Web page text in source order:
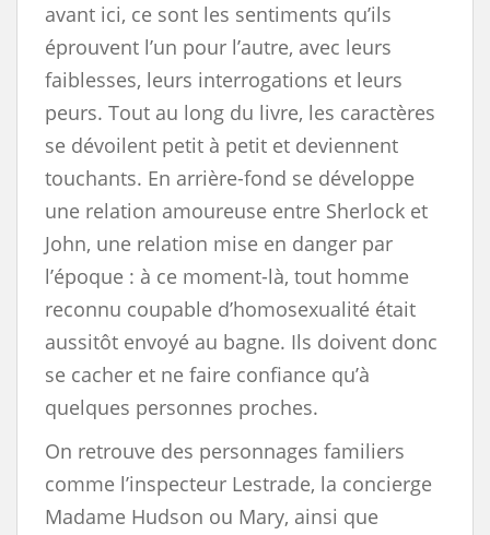
avant ici, ce sont les sentiments qu’ils
éprouvent l’un pour l’autre, avec leurs
faiblesses, leurs interrogations et leurs
peurs. Tout au long du livre, les caractères
se dévoilent petit à petit et deviennent
touchants. En arrière-fond se développe
une relation amoureuse entre Sherlock et
John, une relation mise en danger par
l’époque : à ce moment-là, tout homme
reconnu coupable d’homosexualité était
aussitôt envoyé au bagne. Ils doivent donc
se cacher et ne faire confiance qu’à
quelques personnes proches.
On retrouve des personnages familiers
comme l’inspecteur Lestrade, la concierge
Madame Hudson ou Mary, ainsi que